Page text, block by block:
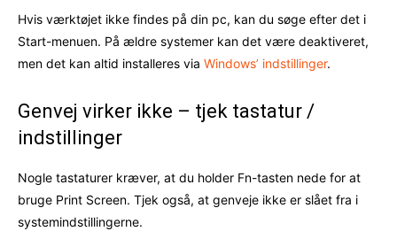
Hvis værktøjet ikke findes på din pc, kan du søge efter det i
Start-menuen. På ældre systemer kan det være deaktiveret,
men det kan altid installeres via Windows’ indstillinger.
Genvej virker ikke – tjek tastatur /
indstillinger
Nogle tastaturer kræver, at du holder Fn-tasten nede for at
bruge Print Screen. Tjek også, at genveje ikke er slået fra i
systemindstillingerne.